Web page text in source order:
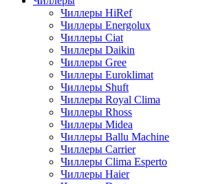
Чиллеры HiRef
Чиллеры Energolux
Чиллеры Ciat
Чиллеры Daikin
Чиллеры Gree
Чиллеры Euroklimat
Чиллеры Shuft
Чиллеры Royal Clima
Чиллеры Rhoss
Чиллеры Midea
Чиллеры Ballu Machine
Чиллеры Carrier
Чиллеры Clima Esperto
Чиллеры Haier